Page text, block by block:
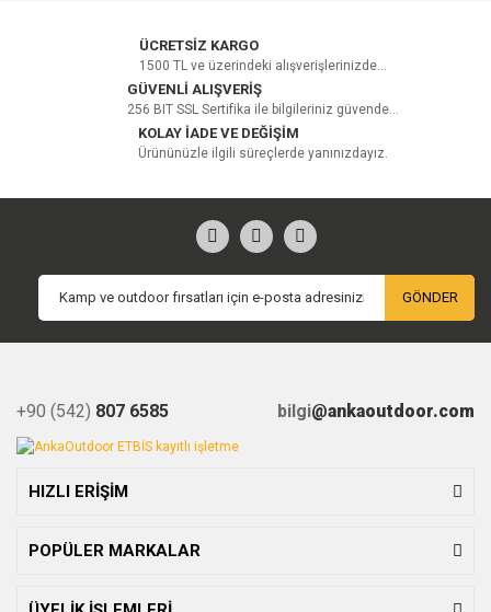
ÜCRETSİZ KARGO
1500 TL ve üzerindeki alışverişlerinizde...
GÜVENLİ ALIŞVERİŞ
256 BIT SSL Sertifika ile bilgileriniz güvende...
KOLAY İADE VE DEĞİŞİM
Ürününüzle ilgili süreçlerde yanınızdayız.
GÖNDER
+90 (542) 807 6585 bilgi@ankaoutdoor.com
HIZLI ERİŞİM
POPÜLER MARKALAR